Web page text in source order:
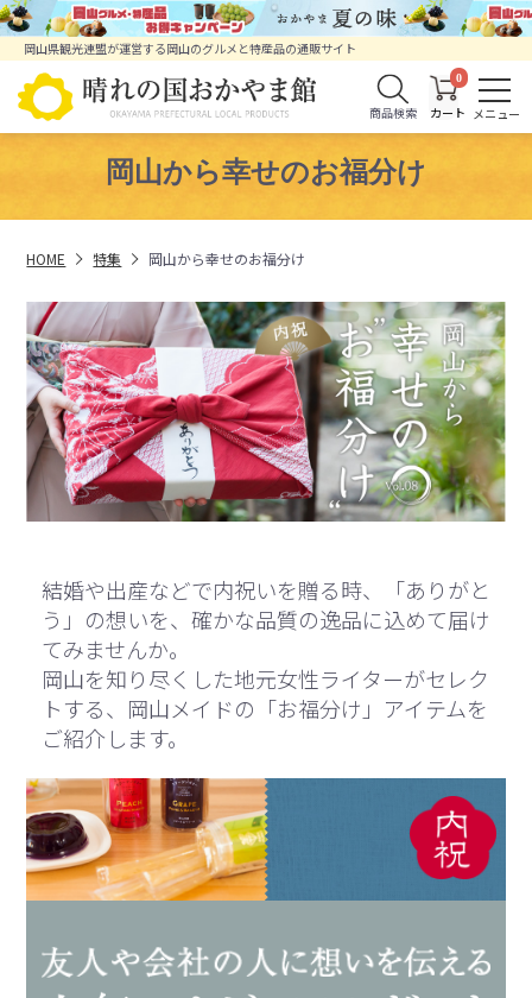
岡山県観光連盟が運営する岡山のグルメと特産品の通販サイト
商品検索
0
岡山から幸せのお福分け
HOME 特集 岡山から幸せのお福分け
結婚や出産などで内祝いを贈る時、「ありがと
う」の想いを、確かな品質の逸品に込めて届け
てみませんか。
岡山を知り尽くした地元女性ライターがセレク
トする、岡山メイドの「お福分け」アイテムを
ご紹介します。